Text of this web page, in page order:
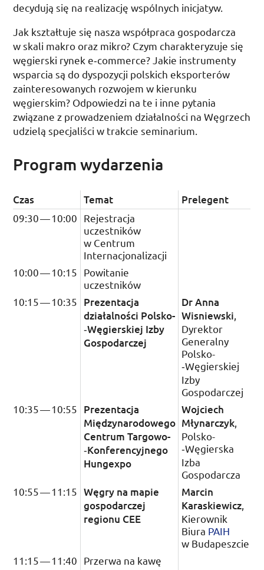
decydują się na realizację wspólnych inicjatyw.
Jak kształtuje się nasza współpraca gospodarcza
w skali makro oraz mikro? Czym charakteryzuje się
węgierski ryneke‑commerce? Jakie instrumenty
wsparcia są do dyspozycji polskich eksporterów
zainteresowanych rozwojem w kierunku
węgierskim? Odpowiedzi na te i inne pytania
związane z prowadzeniem działalności na Węgrzech
udzielą specjaliści w trakcie seminarium.
Program wydarzenia
Czas Temat Prelegent
09:30—10:00
Rejestracja
uczestników
w Centrum
Internacjonalizacji
10:00—10:15
Powitanie
uczestników
10:15—10:35
Prezentacja
działalności Polsko­
‑Węgierskiej Izby
Gospodarczej
DrAnna
Wisniewski
Dyrektor
Generalny
Polsko­
‑Węgierskiej
Izby
Gospodarczej
10:35—10:55
Prezentacja
Międzynarodowego
Centrum Targowo­
‑Konferencyjnego
Hungexpo
Wojciech
Młynarczyk,
Polsko­
‑Węgierska
Izba
Gospodarcza
10:55—11:15 Węgry na mapie
gospodarczej
regionu CEE
Marcin
Karaskiewicz,
Kierownik
Biura PAIH
w Budapeszcie
11:15—11:40
Przerwa na kawę